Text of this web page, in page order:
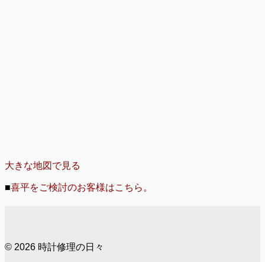
大きな地図で見る
■喜平をご検討のお客様はこちら。
© 2026 時計修理の日々